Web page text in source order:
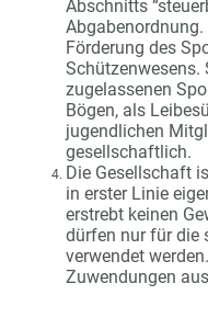
Abschnitts
Förderung des
zugelassenen
Bögen, als
jugendlichen
gesellschaftlich.
Die Gesellschaft
in erster Linie
erstrebt keinen
dürfen nur für die
verwendet
Zuwendungen